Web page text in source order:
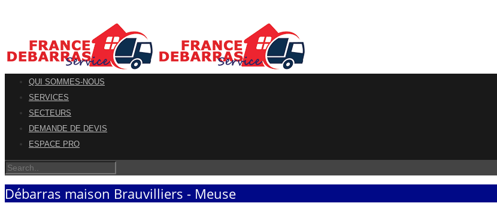
QUI SOMMES-NOUS
SERVICES
SECTEURS
DEMANDE DE DEVIS
ESPACE PRO
Débarras maison Brauvilliers - Meuse